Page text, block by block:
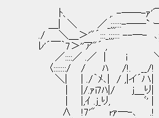
ﾄ、 ,. -──-ｧ'⌒ヽ
＿| ＼ ／_;;;:::-──` ｰ
./ ＼＿＞'"´:::_;;;::: --─- ､
ﾚ'´￣｀7＞''ア"´ , ｀'
／::::／ .／ | i ＼
〈:::::::/ / ﾊ /!. __/! ',
＼| | ./｀ﾒ､| / ,|イ´
| |/.ｧi7ﾊ|/ j＿り| | | ちょ
| |,ｲ .j_り, ﾞ'
∧ !7'" rｧ─-､ .!